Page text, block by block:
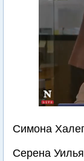
Симона
Серена